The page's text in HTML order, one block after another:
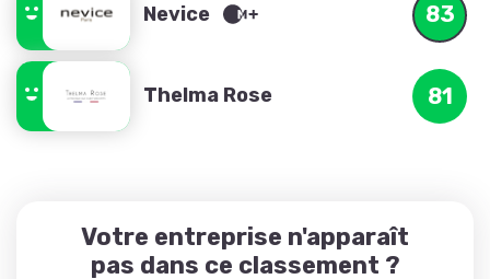
Nevice 83
Thelma Rose 81
Votre entreprise n'apparaît
pas dans ce classement ?